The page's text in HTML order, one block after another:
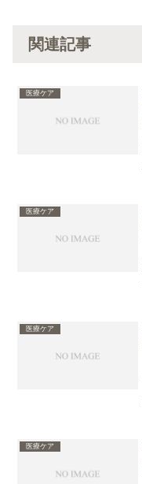
関連記事
医療ケア
医療ケア
医療ケア
医療ケア